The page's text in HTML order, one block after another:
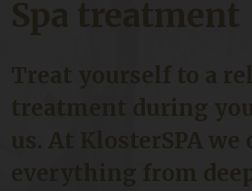
Spa treatment
us. At KlosterSPA we
everything from